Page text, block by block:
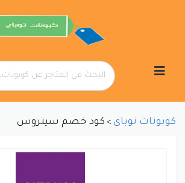
إلى
كوبونات توباى > كود خصم سيتروس